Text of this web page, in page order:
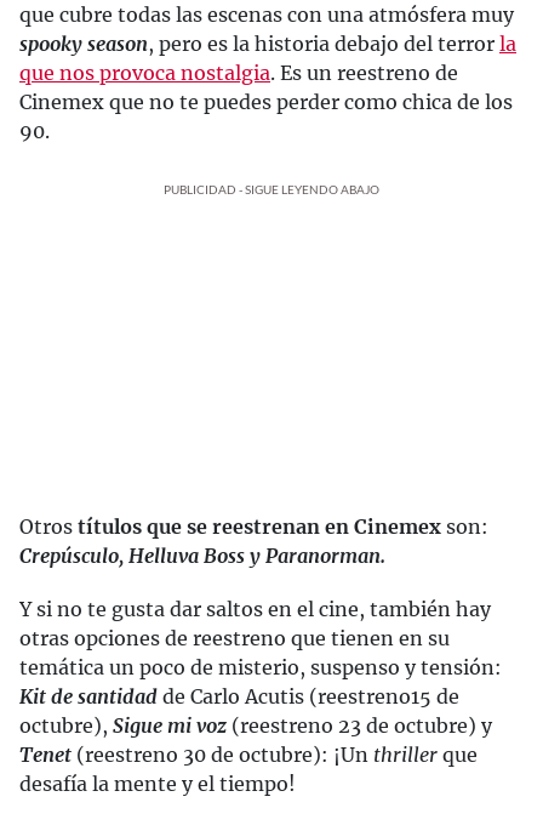
que cubre todas las escenas con una atmósfera muy
spooky season, pero es la historia debajo del terror la
que nos provoca nostalgia. Es un reestreno de
Cinemex que no te puedes perder como chica de los
90.
PUBLICIDAD - SIGUE LEYENDO ABAJO
Otros títulos que se reestrenan en Cinemex son:
Crepúsculo, Helluva Boss y Paranorman.
Y si no te gusta dar saltos en el cine, también hay
otras opciones de reestreno que tienen en su
temática un poco de misterio, suspenso y tensión:
Kit de santidad de Carlo Acutis (reestreno15 de
octubre), Sigue mi voz (reestreno 23 de octubre) y
Tenet (reestreno 30 de octubre): ¡Un thriller que
desafía la mente y el tiempo!